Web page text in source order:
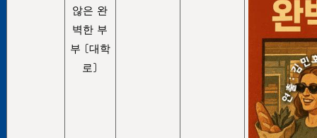
않은 완
벽한 부
부 [대학
로]